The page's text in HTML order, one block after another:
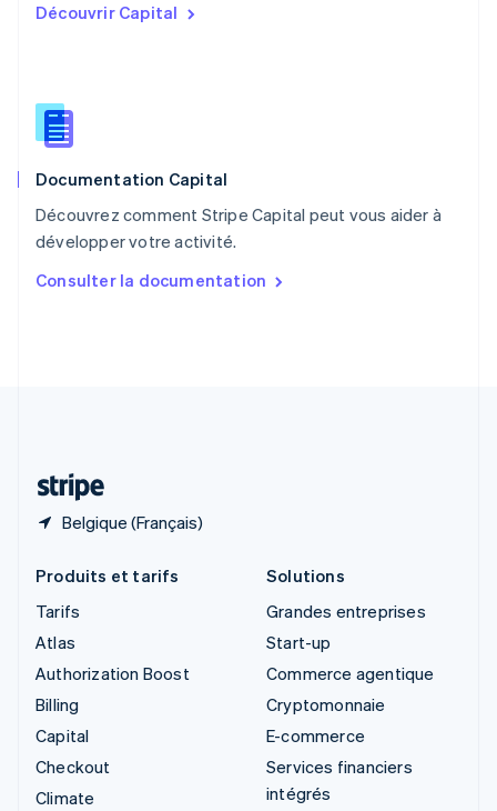
Découvrir Capital
Documentation Capital
Découvrez comment Stripe Capital peut vous aider à
développer votre activité.
Consulter la documentation
Belgique (Français)
PortuguêsEnglish
English
Roumanie
Royaume-Uni
Singapour
English简体中文
English
Produits et tarifs
Tarifs
Atlas
Authorization Boost
Billing
Capital
Checkout
Climate
Solutions
Grandes entreprises
Start-up
Commerce agentique
Cryptomonnaie
E-commerce
Services financiers
intégrés